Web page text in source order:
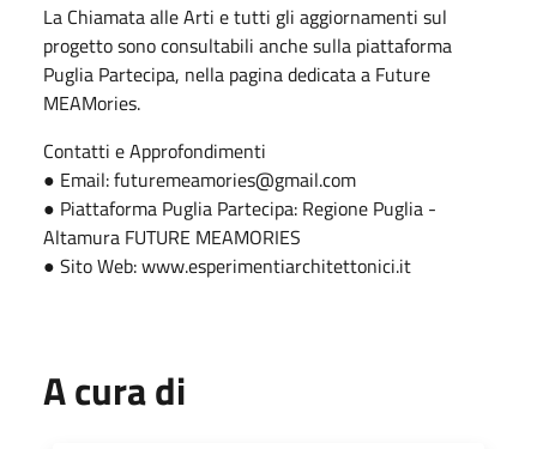
La Chiamata alle Arti e tutti gli aggiornamenti sul
progetto sono consultabili anche sulla piattaforma
Puglia Partecipa, nella pagina dedicata a Future
MEAMories.
Contatti e Approfondimenti
● Email: futuremeamories@gmail.com
● Piattaforma Puglia Partecipa: Regione Puglia -
Altamura FUTURE MEAMORIES
● Sito Web: www.esperimentiarchitettonici.it
A cura di